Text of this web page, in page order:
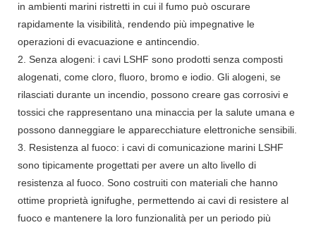
in ambienti marini ristretti in cui il fumo può oscurare
rapidamente la visibilità, rendendo più impegnative le
operazioni di evacuazione e antincendio.
2. Senza alogeni: i cavi LSHF sono prodotti senza composti
alogenati, come cloro, fluoro, bromo e iodio. Gli alogeni, se
rilasciati durante un incendio, possono creare gas corrosivi e
tossici che rappresentano una minaccia per la salute umana e
possono danneggiare le apparecchiature elettroniche sensibili.
3. Resistenza al fuoco: i cavi di comunicazione marini LSHF
sono tipicamente progettati per avere un alto livello di
resistenza al fuoco. Sono costruiti con materiali che hanno
ottime proprietà ignifughe, permettendo ai cavi di resistere al
fuoco e mantenere la loro funzionalità per un periodo più